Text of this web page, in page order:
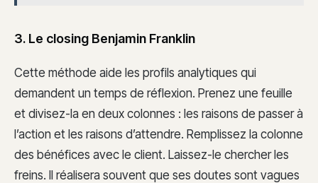
3. Le closing Benjamin Franklin
Cette méthode aide les profils analytiques qui
demandent un temps de réflexion. Prenez une feuille
et divisez-la en deux colonnes : les raisons de passer à
l’action et les raisons d’attendre. Remplissez la colonne
des bénéfices avec le client. Laissez-le chercher les
freins. Il réalisera souvent que ses doutes sont vagues